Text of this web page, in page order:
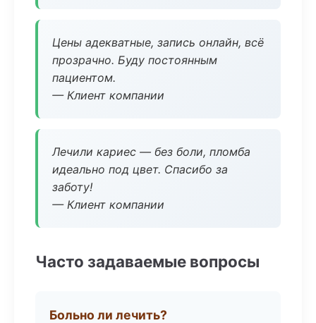
Цены адекватные, запись онлайн, всё
прозрачно. Буду постоянным
пациентом.
— Клиент компании
Лечили кариес — без боли, пломба
идеально под цвет. Спасибо за
заботу!
— Клиент компании
Часто задаваемые вопросы
Больно ли лечить?